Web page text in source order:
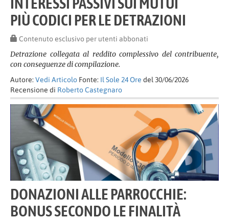
PIÙ CODICI PER LE DETRAZIONI
Contenuto esclusivo per utenti abbonati
Detrazione collegata al reddito complessivo del contribuente,
con conseguenze di compilazione.
Autore: Vedi Articolo Fonte: Il Sole 24 Ore del 30/06/2026
Recensione di Roberto Castegnaro
DONAZIONI ALLE PARROCCHIE:
BONUS SECONDO LE FINALITÀ